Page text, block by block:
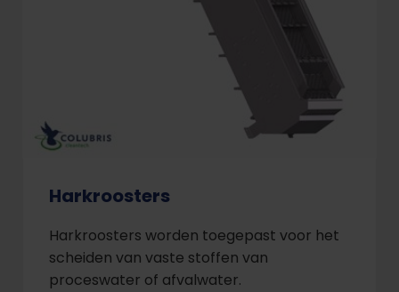
Harkroosters
Harkroosters worden toegepast voor het
scheiden van vaste stoffen van
proceswater of afvalwater.